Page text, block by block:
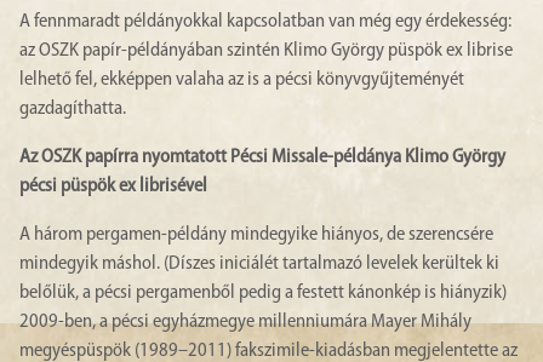
A fennmaradt példányokkal kapcsolatban van még egy érdekesség:
az OSZK papír-példányában szintén Klimo György püspök ex librise
lelhető fel, ekképpen valaha az is a pécsi könyvgyűjteményét
gazdagíthatta.
Az OSZK papírra nyomtatott Pécsi Missale-példánya Klimo György
pécsi püspök ex librisével
A három pergamen-példány mindegyike hiányos, de szerencsére
mindegyik máshol. (Díszes iniciálét tartalmazó levelek kerültek ki
belőlük, a pécsi pergamenből pedig a festett kánonkép is hiányzik)
2009-ben, a pécsi egyházmegye millenniumára Mayer Mihály
megyéspüspök (1989–2011) fakszimile-kiadásban megjelentette az